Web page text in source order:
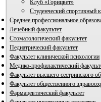
Клуб «Горицвет»
Студенческий спортивный
Среднее профессиональное
Лечебный факультет
Стоматологический факультет
Педиатрический факультет
Факультет клинической психологии
Медико-профилактический
Факультет высшего сестринского
Факультет общественного
Фармацевтический факультет